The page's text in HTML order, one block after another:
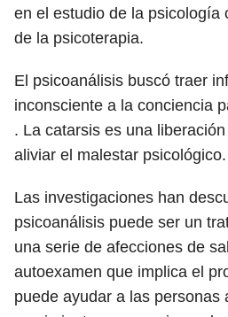
en el estudio de la psicología
de la psicoterapia.
El psicoanálisis buscó traer
inconsciente a la conciencia
. La catarsis es una
aliviar el malestar psicológico.
Las investigaciones han
psicoanálisis puede ser un
una serie de afecciones de
autoexamen que implica el
puede ayudar a las personas